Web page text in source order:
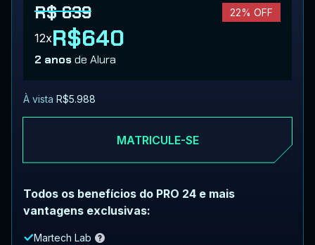
R$ 639 22% OFF
12xR$640
2 anosde Alura
À vista R$5.988
MATRICULE-SE
Todos os benefícios do PRO 24 e mais
vantagens exclusivas:
Martech Lab